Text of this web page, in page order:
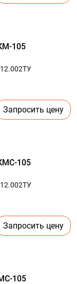
105
Запросить цену
105
Запросить цену
105